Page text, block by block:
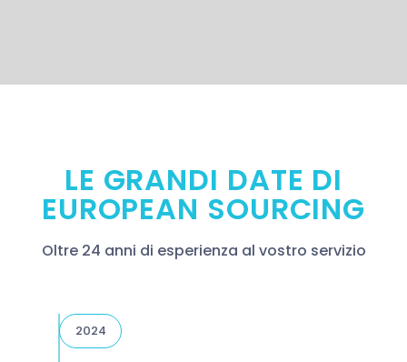
LE GRANDI DATE DI
EUROPEAN SOURCING
Oltre 24 anni di esperienza al vostro servizio
2024